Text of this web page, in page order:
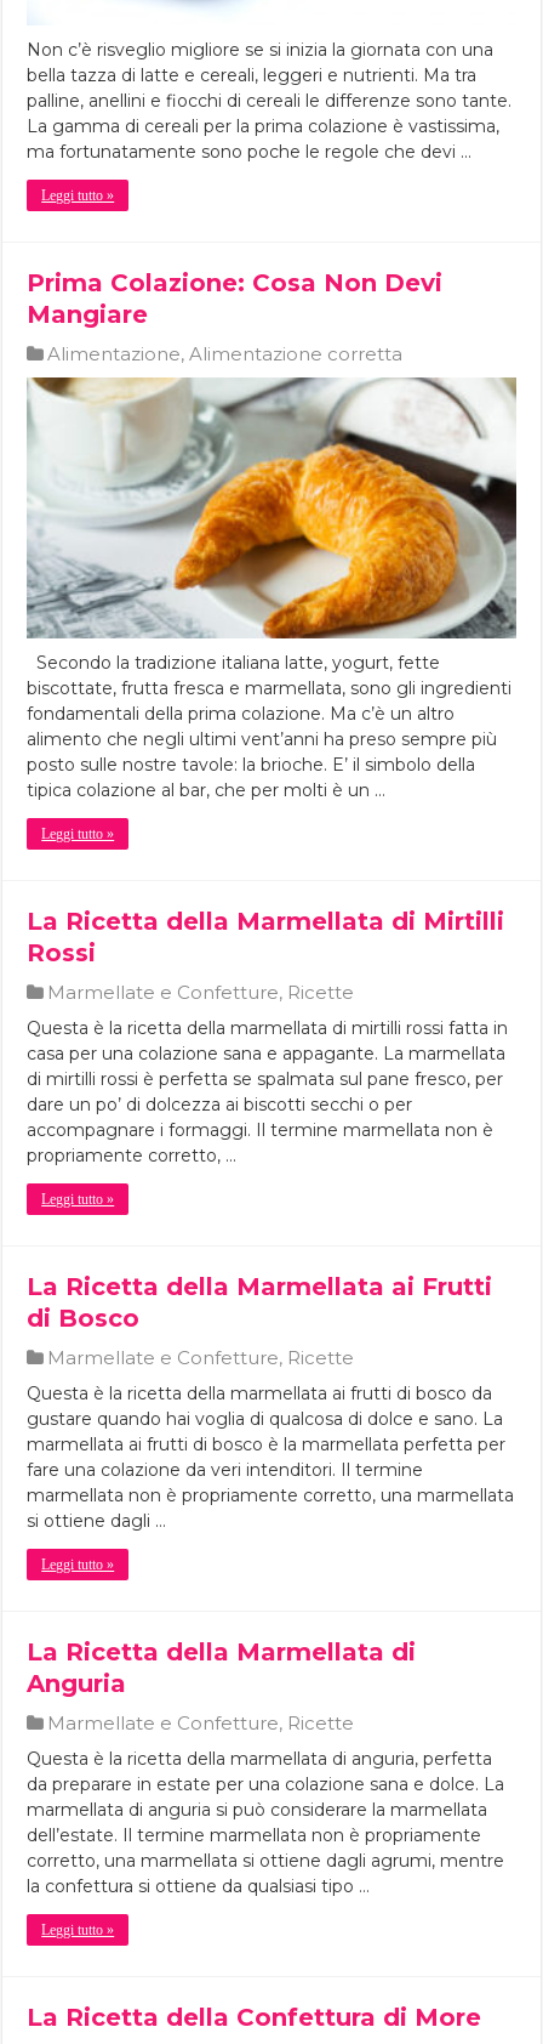
Non c’è risveglio migliore se si inizia la giornata con una
bella tazza di latte e cereali, leggeri e nutrienti. Ma tra
palline, anellini e fiocchi di cereali le differenze sono tante.
La gamma di cereali per la prima colazione è vastissima,
ma fortunatamente sono poche le regole che devi …
Leggi tutto »
Prima Colazione: Cosa Non Devi
Mangiare
Alimentazione,Alimentazione corretta
Secondo la tradizione italiana latte, yogurt, fette
biscottate, frutta fresca e marmellata, sono gli ingredienti
fondamentali della prima colazione. Ma c’è un altro
alimento che negli ultimi vent’anni ha preso sempre più
posto sulle nostre tavole: la brioche. E’ il simbolo della
tipica colazione al bar, che per molti è un …
Leggi tutto »
La Ricetta della Marmellata di Mirtilli
Rossi
Marmellate e Confetture, Ricette
Questa è la ricetta della marmellata di mirtilli rossi fatta in
casa per una colazione sana e appagante. La marmellata
di mirtilli rossi è perfetta se spalmata sul pane fresco, per
dare un po’ di dolcezza ai biscotti secchi o per
accompagnare i formaggi. Il termine marmellata non è
propriamente corretto, …
Leggi tutto »
La Ricetta della Marmellata ai Frutti
di Bosco
Marmellate e Confetture, Ricette
Questa è la ricetta della marmellata ai frutti di bosco da
gustare quando hai voglia di qualcosa di dolce e sano. La
marmellata ai frutti di bosco è la marmellata perfetta per
fare una colazione da veri intenditori. Il termine
marmellata non è propriamente corretto, una marmellata
si ottiene dagli …
Leggi tutto »
La Ricetta della Marmellata di
Anguria
Marmellate e Confetture, Ricette
Questa è la ricetta della marmellata di anguria, perfetta
da preparare in estate per una colazione sana e dolce. La
marmellata di anguria si può considerare la marmellata
dell’estate. Il termine marmellata non è propriamente
corretto, una marmellata si ottiene dagli agrumi, mentre
la confettura si ottiene da qualsiasi tipo …
Leggi tutto »
La Ricetta della Confettura di More